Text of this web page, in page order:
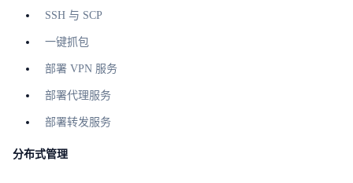
SSH 与 SCP
一键抓包
部署 VPN 服务
部署代理服务
部署转发服务
分布式管理